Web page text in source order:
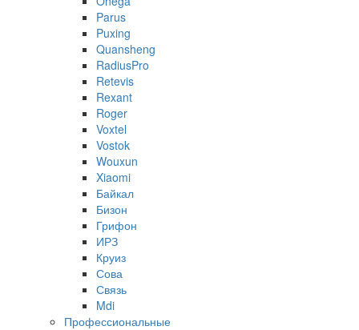
Parus
Puxing
Quansheng
RadiusPro
Retevis
Rexant
Roger
Voxtel
Vostok
Wouxun
Xiaomi
Байкал
Бизон
Грифон
ИРЗ
Круиз
Сова
Связь
Mdi
Профессиональные